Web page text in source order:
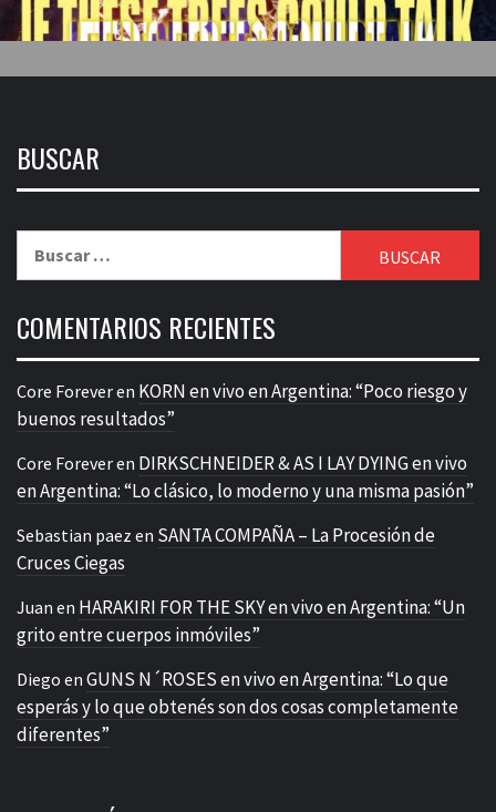
BUSCAR
COMENTARIOS RECIENTES
Core Foreveren KORN en vivo en Argentina: “Poco riesgo y
buenos resultados”
Core Foreveren DIRKSCHNEIDER & AS I LAY DYING en vivo
en Argentina: “Lo clásico, lo moderno y una misma pasión”
Sebastian paez en SANTA COMPAÑA – La Procesión de
Cruces Ciegas
Juan en HARAKIRI FOR THE SKY en vivo en Argentina: “Un
grito entre cuerpos inmóviles”
Diego en GUNS N´ROSES en vivo en Argentina: “Lo que
esperás y lo que obtenés son dos cosas completamente
diferentes”